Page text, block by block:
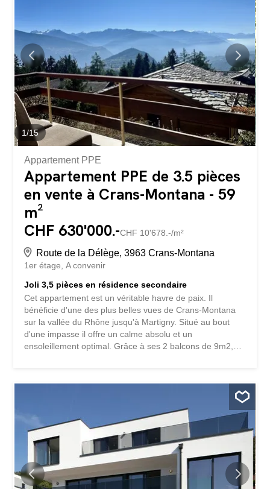
1/15
Appartement PPE
Appartement PPE de 3.5 pièces
en vente à Crans-Montana - 59
m²
CHF 630'000.-CHF 10'678.-/m²
Route de la Délège, 3963 Crans-Montana
1er étage A convenir
Joli 3,5 pièces en résidence secondaire
Cet appartement est un véritable havre de paix. Il
bénéficie d'une des plus belles vues de Crans-Montana
sur la vallée du Rhône jusqu'à Martigny. Situé au bout
d'une impasse il offre un calme absolu et un
ensoleillement optimal. Grâce à ses 2 balcons de 9m2,
manger avec accès au balcon sud 1 cuisine semi ouverte
pouvant servir de bureau avec accès au balcon nord Pour
compléter : 1 cave 1 place de parc couverte inclus dans
le prix de vente Chose rare l'appartement est vendable
en résidence secondaire.